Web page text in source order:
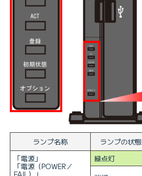
ランプ名称 ランプの状態
「電源」
「電源（POWER／
FAIL）」
緑点灯